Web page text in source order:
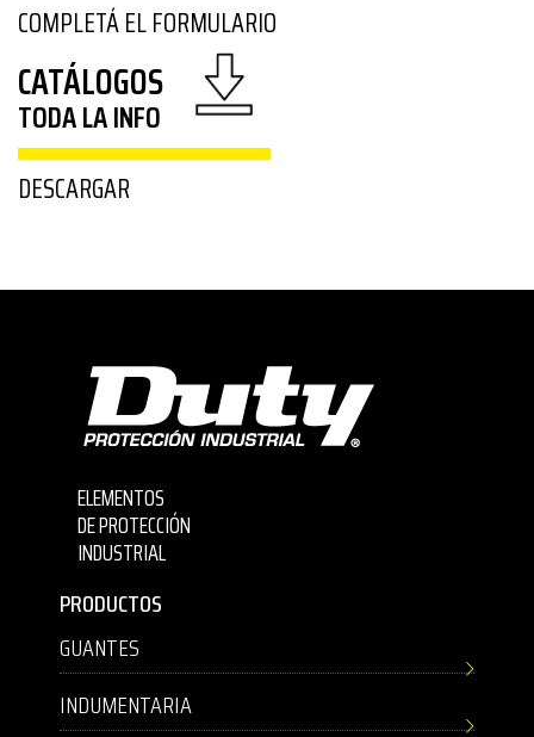
COMPLETÁ EL FORMULARIO
CATÁLOGOS
TODA LA INFO
DESCARGAR
ELEMENTOS
DE PROTECCIÓN
INDUSTRIAL
PRODUCTOS
GUANTES
INDUMENTARIA